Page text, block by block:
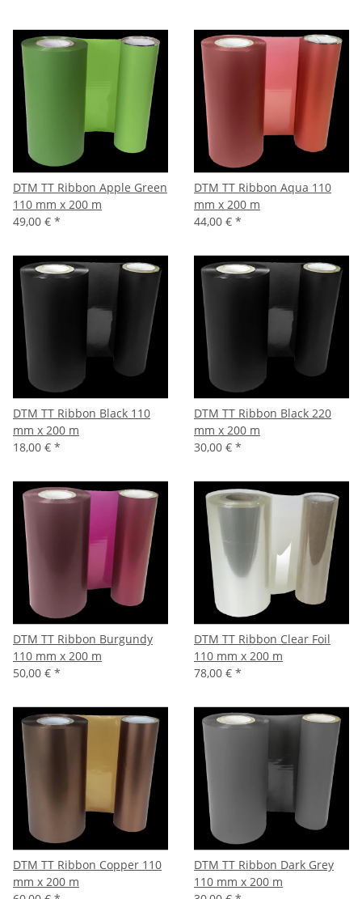
DTM TT Ribbon Apple Green
110 mm x 200 m
49,00 € *
DTM TT Ribbon Aqua 110
mm x 200 m
44,00 € *
DTM TT Ribbon Black 110
mm x 200 m
18,00 € *
DTM TT Ribbon Black 220
mm x 200 m
30,00 € *
DTM TT Ribbon Burgundy
110 mm x 200 m
50,00 € *
DTM TT Ribbon Clear Foil
110 mm x 200 m
78,00 € *
DTM TT Ribbon Copper 110
mm x 200 m
DTM TT Ribbon Dark Grey
110 mm x 200 m